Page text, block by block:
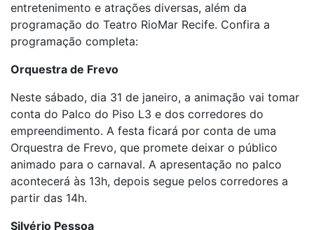
entretenimento e atrações diversas, além da
programação do Teatro RioMar Recife. Confira a
programação completa:
Orquestra de Frevo
Neste sábado, dia 31 de janeiro, a animação vai tomar
conta do Palco do Piso L3 e dos corredores do
empreendimento. A festa ficará por conta de uma
Orquestra de Frevo, que promete deixar o público
animado para o carnaval. A apresentação no palco
acontecerá às 13h, depois segue pelos corredores a
partir das 14h.
Silvério Pessoa